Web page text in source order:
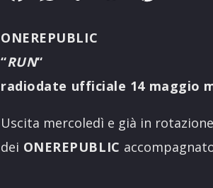
ONEREPUBLIC
“RUN“
radiodate ufficiale 14 maggio
Uscita mercoledì e già in
dei ONEREPUBLIC